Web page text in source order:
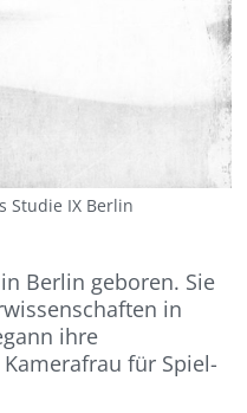
Studie IX Berlin
Berlin geboren. Sie
in
ihre
für Spiel-